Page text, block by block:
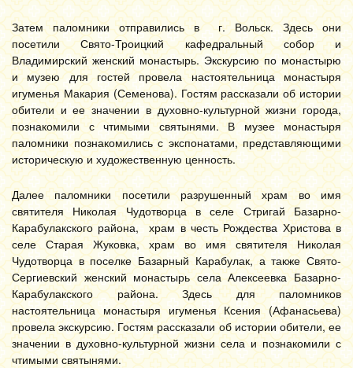
Затем паломники отправились в г. Вольск. Здесь они
посетили Свято-Троицкий кафедральный собор и
Владимирский женский монастырь. Экскурсию по монастырю
и музею для гостей провела настоятельница монастыря
игуменья Макария (Семенова). Гостям рассказали об истории
обители и ее значении в духовно-культурной жизни города,
познакомили с чтимыми святынями. В музее монастыря
паломники познакомились с экспонатами, представляющими
историческую и художественную ценность.
Далее паломники посетили разрушенный храм во имя
святителя Николая Чудотворца в селе Стригай Базарно-
Карабулакского района, храм в честь Рождества Христова в
селе Старая Жуковка, храм во имя святителя Николая
Чудотворца в поселке Базарный Карабулак, а также Свято-
Сергиевский женский монастырь села Алексеевка Базарно-
Карабулакского района. Здесь для паломников
настоятельница монастыря игуменья Ксения (Афанасьева)
провела экскурсию. Гостям рассказали об истории обители, ее
значении в духовно-культурной жизни села и познакомили с
чтимыми святынями.